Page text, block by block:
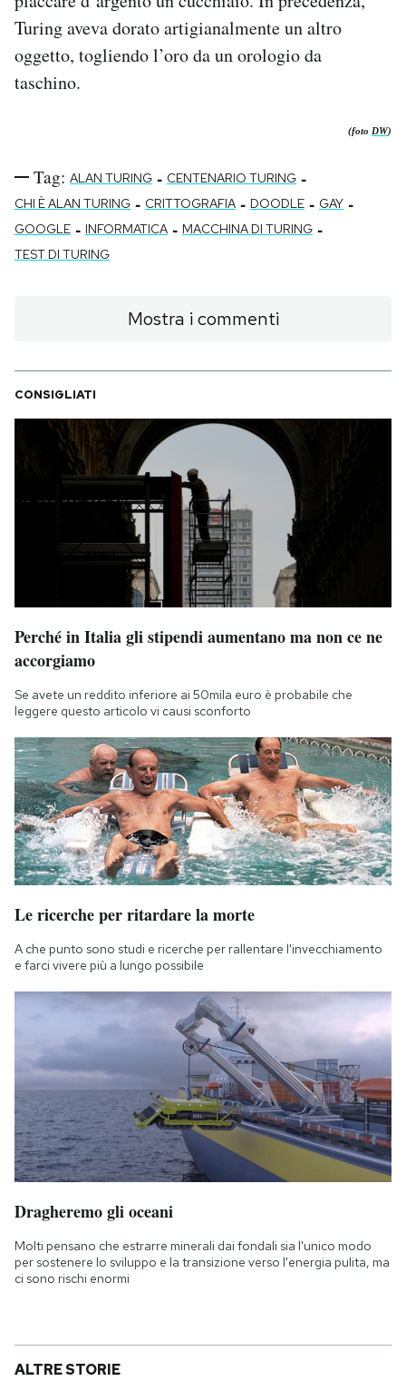
Turing aveva dorato artigianalmente un altro
oggetto, togliendo l’oro da un orologio da
taschino.
(foto DW)
Tag: ALAN TURING - CENTENARIO TURING -
CHI È ALAN TURING - CRITTOGRAFIA - DOODLE - GAY -
GOOGLE - INFORMATICA - MACCHINA DI TURING -
TEST DI TURING
Mostra i commenti
CONSIGLIATI
Perché in Italia gli stipendi aumentano ma non ce ne
accorgiamo
Se avete un reddito inferiore ai 50mila euro è probabile che
leggere questo articolo vi causi sconforto
Le ricerche per ritardare la morte
A che punto sono studi e ricerche per rallentare l'invecchiamento
e farci vivere più a lungo possibile
Dragheremo gli oceani
Molti pensano che estrarre minerali dai fondali sia l'unico modo
per sostenere lo sviluppo e la transizione verso l'energia pulita, ma
ci sono rischi enormi
ALTRE STORIE